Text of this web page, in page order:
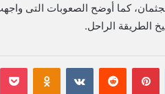
كما أوضح الصعوبات التى واجهت
الطريقة الراحل.
بينتيريست